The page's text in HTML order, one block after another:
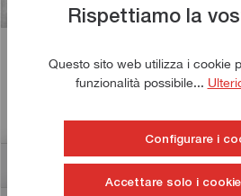
Questo grasso multiuso
sfera, a strisc…Di più
Valutazioni 2
Rispettiamo la
Questo sito web utilizza i cookie
funzionalità possibile...
Configurare i
Accettare solo i